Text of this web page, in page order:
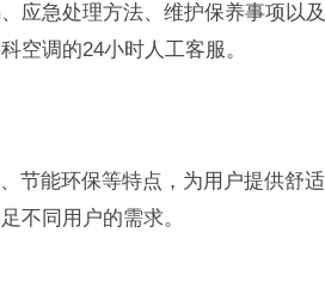
应急处理方法、维护保养事项以
空调的24小时人工客服。
节能环保等特点，为用户提供舒
不同用户的需求。